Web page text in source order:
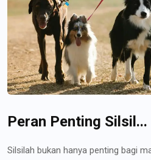
Peran Penting Silsil...
Silsilah bukan hanya penting bagi